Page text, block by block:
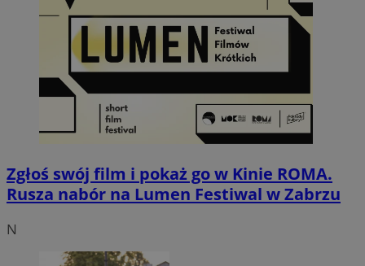
Zgłoś swój film i pokaż go w Kinie ROMA.
Rusza nabór na Lumen Festiwal w Zabrzu
N